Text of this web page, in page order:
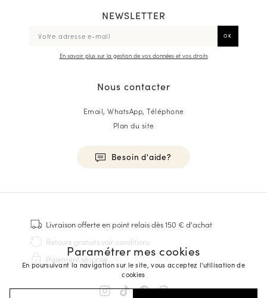
Paramétrer mes cookies
En poursuivant la navigation sur le site, vous acceptez l'utilisation de
cookies
NEWSLETTER
En savoir plus sur la gestion de vos données et vos droits
Nous contacter
Email, WhatsApp, Téléphone
Plan du site
Besoin d'aide?
Baskets
Cousu Goodyear
Derbies & Richelieu
Richelieus Homme
Sandales & Espadrilles
Livraison offerteen point relais dès 150 € d'achat
Retours gratuitsvoir conditions
Paiement sécurisé